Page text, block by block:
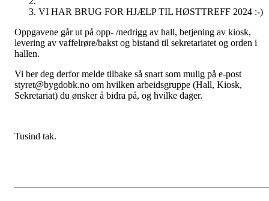
VI HAR BRUG FOR HJÆLP TIL HØSTTREFF 2024 :-)
Oppgavene går ut på opp- /nedrigg av hall, betjening av kiosk,
levering av vaffelrøre/bakst og bistand til sekretariatet og orden i
hallen.
Vi ber deg derfor melde tilbake så snart som mulig på e-post
styret@bygdobk.no om hvilken arbeidsgruppe (Hall, Kiosk,
Sekretariat) du ønsker å bidra på, og hvilke dager.
Tusind tak.